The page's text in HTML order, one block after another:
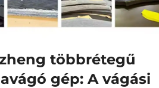
többrétegű
gép: A vágási